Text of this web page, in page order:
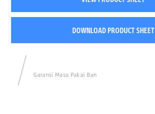
DOWNLOAD PRODUCT SHEET
Garansi Masa Pakai Ban